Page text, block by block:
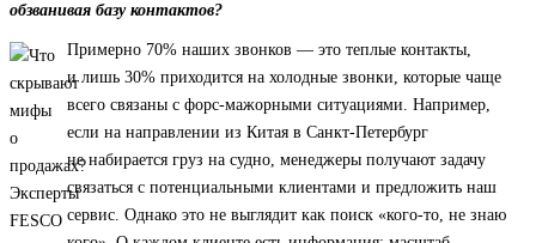
обзванивая базу контактов?
Примерно 70% наших звонков — это теплые контакты,
и лишь 30% приходится на холодные звонки, которые чаще
всего связаны с форс-мажорными ситуациями. Например,
если на направлении из Китая в Санкт-Петербург
не набирается груз на судно, менеджеры получают задачу
связаться с потенциальными клиентами и предложить наш
сервис. Однако это не выглядит как поиск «кого-то, не знаю